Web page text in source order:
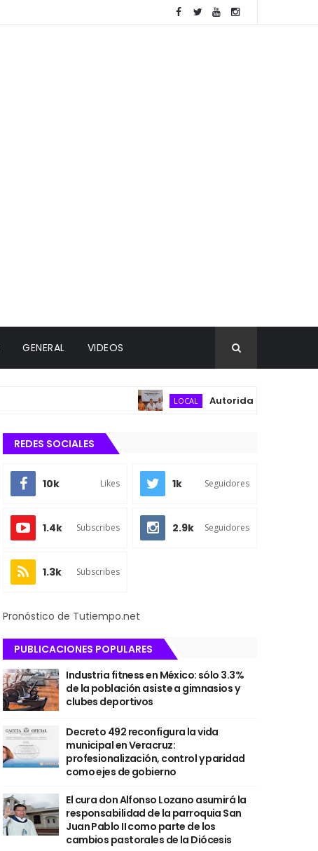
GENERAL VIDEOS
LOCAL Autoridades municipales y
REDES SOCIALES
10k Likes 1k Seguidores
1.4k Subscribes 2.9k Seguidores
1.3k Subscribes
Pronóstico de Tutiempo.net
PUBLICACIONES POPULARES
Industria fitness en México: sólo 3.3%
de la población asiste a gimnasios y
clubes deportivos
Decreto 492 reconfigura la vida
municipal en Veracruz:
profesionalización, control y paridad
como ejes de gobierno
El cura don Alfonso Lozano asumirá la
responsabilidad de la parroquia San
Juan Pablo II como parte de los
cambios pastorales de la Diócesis